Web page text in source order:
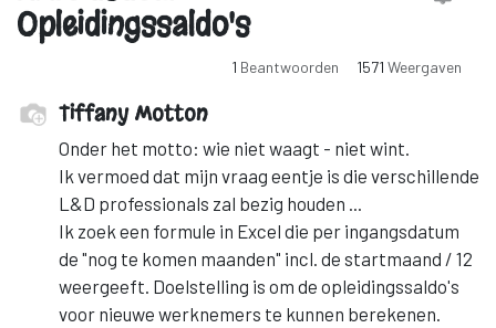
Opleidingssaldo's
1 Beantwoorden 1571 Weergaven
Tiffany Motton
Onder het motto: wie niet waagt - niet wint.
Ik vermoed dat mijn vraag eentje is die verschillende
L&D professionals zal bezig houden ...
Ik zoek een formule in Excel die per ingangsdatum
de "nog te komen maanden" incl. de startmaand / 12
weergeeft. Doelstelling is om de opleidingssaldo's
voor nieuwe werknemers te kunnen berekenen.